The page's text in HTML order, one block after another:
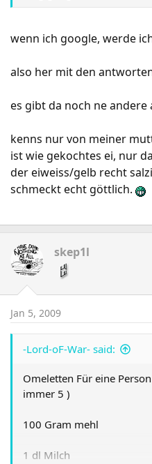
wenn ich google, werde
also her mit den
es gibt da noch ne
kenns nur von meiner
ist wie gekochtes ei, nur
der eiweiss/gelb recht
schmeckt echt göttlich.
skep1l
Jan 5, 2009
-Lord-oF-War- said:
Omeletten Für eine
immer 5 )
100 Gram mehl
1 dl Milch